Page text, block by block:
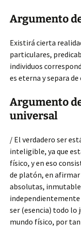
Argumento
Existirá cierta
particulares,
individuos
es eterna y separa
Argumento
universal
/ El verdadero ser
inteligible, ya que
físico, y en eso
de platón, en
absolutas,
independientemente
ser (esencia) todo lo
mundo físico, por